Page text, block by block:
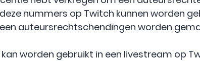
nummers op Twitch kunnen worden
auteursrechtschendingen worden
worden gebruikt in een livestream op